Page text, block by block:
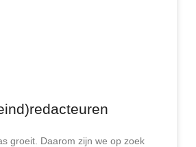
groeit. Daarom zijn we op zoek